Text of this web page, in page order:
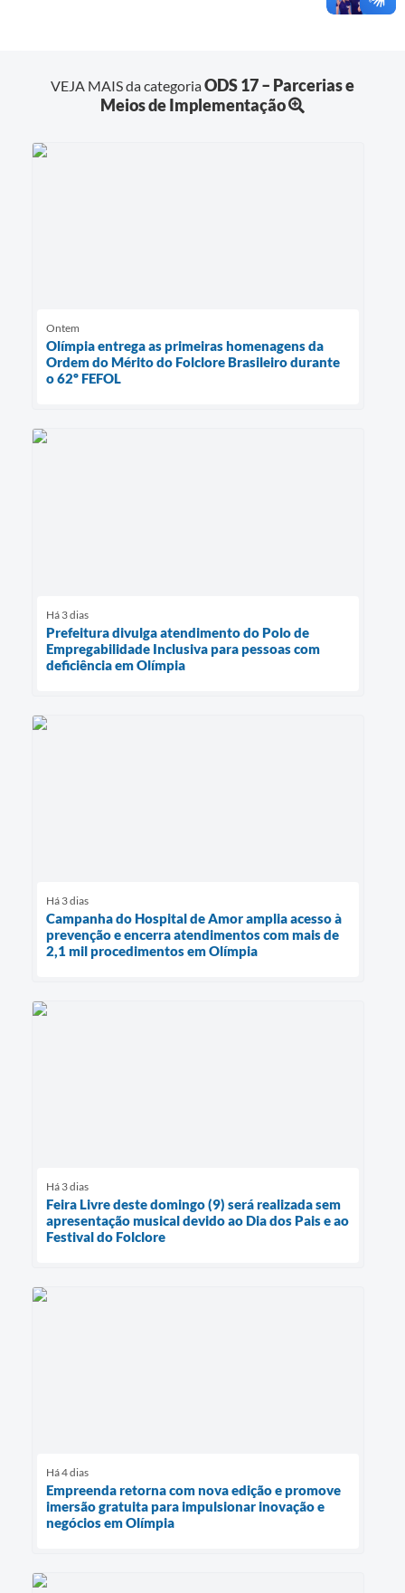
VEJA MAIS da categoriaODS 17 – Parcerias e
Meios de Implementação
Ontem
Olímpia entrega as primeiras homenagens da
Ordem do Mérito do Folclore Brasileiro durante
o 62º FEFOL
Há 3 dias
Prefeitura divulga atendimento do Polo de
Empregabilidade Inclusiva para pessoas com
deficiência em Olímpia
Há 3 dias
Campanha do Hospital de Amor amplia acesso à
prevenção e encerra atendimentos com mais de
2,1 mil procedimentos em Olímpia
Há 3 dias
Feira Livre deste domingo (9) será realizada sem
apresentação musical devido ao Dia dos Pais e ao
Festival do Folclore
Há 4 dias
Empreenda retorna com nova edição e promove
imersão gratuita para impulsionar inovação e
negócios em Olímpia